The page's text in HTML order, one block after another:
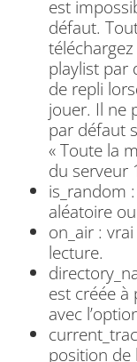
est
défaut.
playlist par
de repli
jouer. Il ne
par défaut
« Toute la
du serveur
is_random
aléatoire
on_air :
lecture.
est créée à
avec
position de